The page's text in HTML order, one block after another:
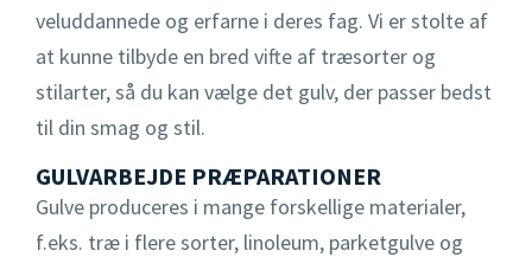
veluddannede og erfarne i deres fag. Vi er stolte af
at kunne tilbyde en bred vifte af træsorter og
stilarter, så du kan vælge det gulv, der passer bedst
til din smag og stil.
GULVARBEJDE PRÆPARATIONER
Gulve produceres i mange forskellige materialer,
f.eks. træ i flere sorter, linoleum, parketgulve og